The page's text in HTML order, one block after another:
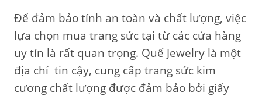
Để đảm bảo tính an toàn và chất lượng, việc
lựa chọn mua trang sức tại từ các cửa hàng
uy tín là rất quan trọng. Quế Jewelry là một
địa chỉ tin cậy, cung cấp trang sức kim
cương chất lượng được đảm bảo bởi giấy